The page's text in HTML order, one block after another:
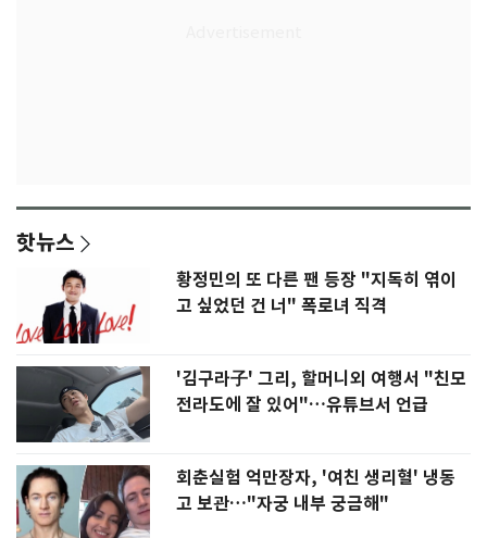
핫뉴스
황정민의 또 다른 팬 등장 "지독히 엮이
고 싶었던 건 너" 폭로녀 직격
'김구라子' 그리, 할머니외 여행서 "친모
전라도에 잘 있어"…유튜브서 언급
회춘실험 억만장자, '여친 생리혈' 냉동
고 보관…"자궁 내부 궁금해"